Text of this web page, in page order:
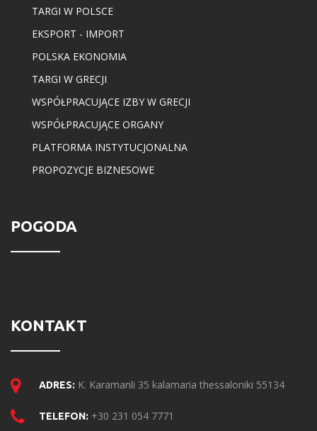
TARGI W POLSCE
EKSPORT - IMPORT
POLSKA EKONOMIA
TARGI W GRECJI
WSPÓŁPRACUJĄCE IZBY W GRECJI
WSPÓŁPRACUJĄCE ORGANY
PLATFORMA INSTYTUCJONALNA
PROPOZYCJE BIZNESOWE
POGODA
KONTAKT
ADRES: K. Karamanli 35 kalamaria thessaloniki 55134
TELEFON: +30 231 054 7771